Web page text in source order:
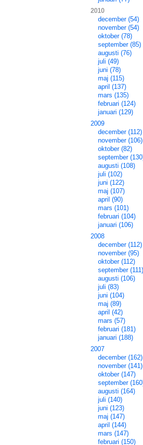
2010
december (54)
november (54)
oktober (78)
september (85)
augusti (76)
juli (49)
juni (78)
maj (115)
april (137)
mars (135)
februari (124)
januari (129)
2009
december (112)
november (106)
oktober (82)
september
augusti (108)
juli (102)
juni (122)
maj (107)
april (90)
mars (101)
februari (104)
januari (106)
2008
december (112)
november (95)
oktober (112)
september (111)
augusti (106)
juli (83)
juni (104)
maj (89)
april (42)
mars (57)
februari (181)
januari (188)
2007
december (162)
november (141)
oktober (147)
september
augusti (164)
juli (140)
juni (123)
maj (147)
april (144)
mars (147)
februari (150)